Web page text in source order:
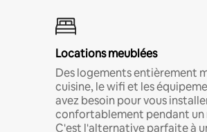
Locations meublées
Des logements entièrement
cuisine, le wifi et les
avez besoin pour vous
confortablement pendant un
C'est l'alternative parfaite à